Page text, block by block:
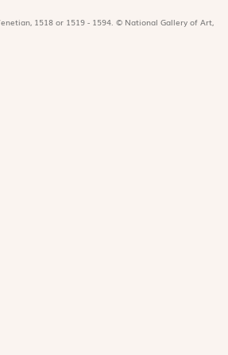
1518 or 1519 - 1594. © National Gallery of Art,